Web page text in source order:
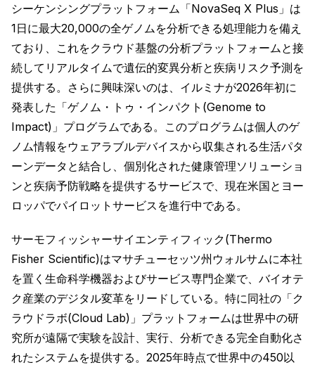
シーケンシングプラットフォーム「NovaSeq X Plus」は
1日に最大20,000の全ゲノムを分析できる処理能力を備え
ており、これをクラウド基盤の分析プラットフォームと接
続してリアルタイムで遺伝的変異分析と疾病リスク予測を
提供する。さらに興味深いのは、イルミナが2026年初に
発表した「ゲノム・トゥ・インパクト(Genome to
Impact)」プログラムである。このプログラムは個人のゲ
ノム情報をウェアラブルデバイスから収集される生活パタ
ーンデータと結合し、個別化された健康管理ソリューショ
ンと疾病予防戦略を提供するサービスで、現在米国とヨー
ロッパでパイロットサービスを進行中である。
サーモフィッシャーサイエンティフィック(Thermo
Fisher Scientific)はマサチューセッツ州ウォルサムに本社
を置く生命科学機器およびサービス専門企業で、バイオテ
ク産業のデジタル変革をリードしている。特に同社の「ク
ラウドラボ(Cloud Lab)」プラットフォームは世界中の研
究所が遠隔で実験を設計、実行、分析できる完全自動化さ
れたシステムを提供する。2025年時点で世界中の450以